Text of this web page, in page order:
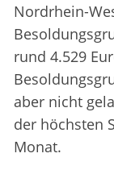
Nordrhein-
rund 4.529
aber nicht
der höchsten
Monat.